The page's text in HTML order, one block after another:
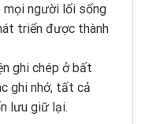
mọi người lối sống
triển được thành
ghi chép ở bất
ghi nhớ, tất cả
lưu giữ lại.